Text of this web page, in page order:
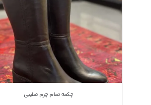
چکمه تمام چرم صلیبی